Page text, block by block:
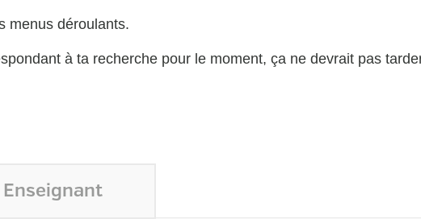
menus déroulants.
à ta recherche pour le moment, ça ne devrait pas
Enseignant